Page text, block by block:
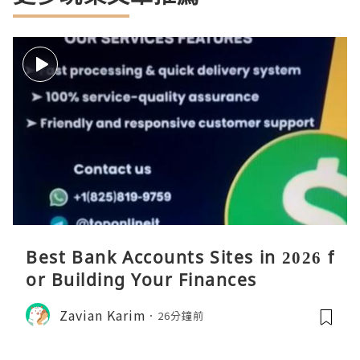
Best Bank Accounts Sites in 2026 f
or Building Your Finances
Zavian Karim 26分鐘前